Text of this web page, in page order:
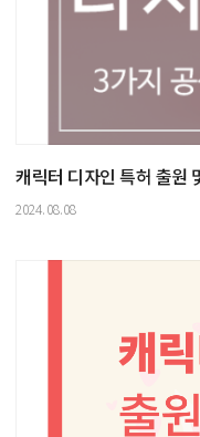
캐릭터 디자인 특허 출원
2024.08.08